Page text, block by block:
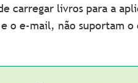
carregar livros para a
o e-mail, não suportam